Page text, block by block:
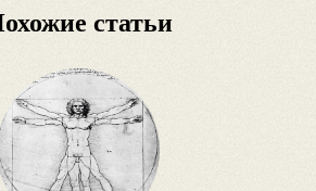
статьи